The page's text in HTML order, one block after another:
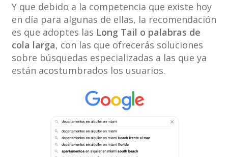
Y que debido a la competencia que existe hoy
en día para algunas de ellas, la recomendación
es que adoptes las Long Tail o palabras de
cola larga, con las que ofrecerás soluciones
sobre búsquedas especializadas a las que ya
están acostumbrados los usuarios.